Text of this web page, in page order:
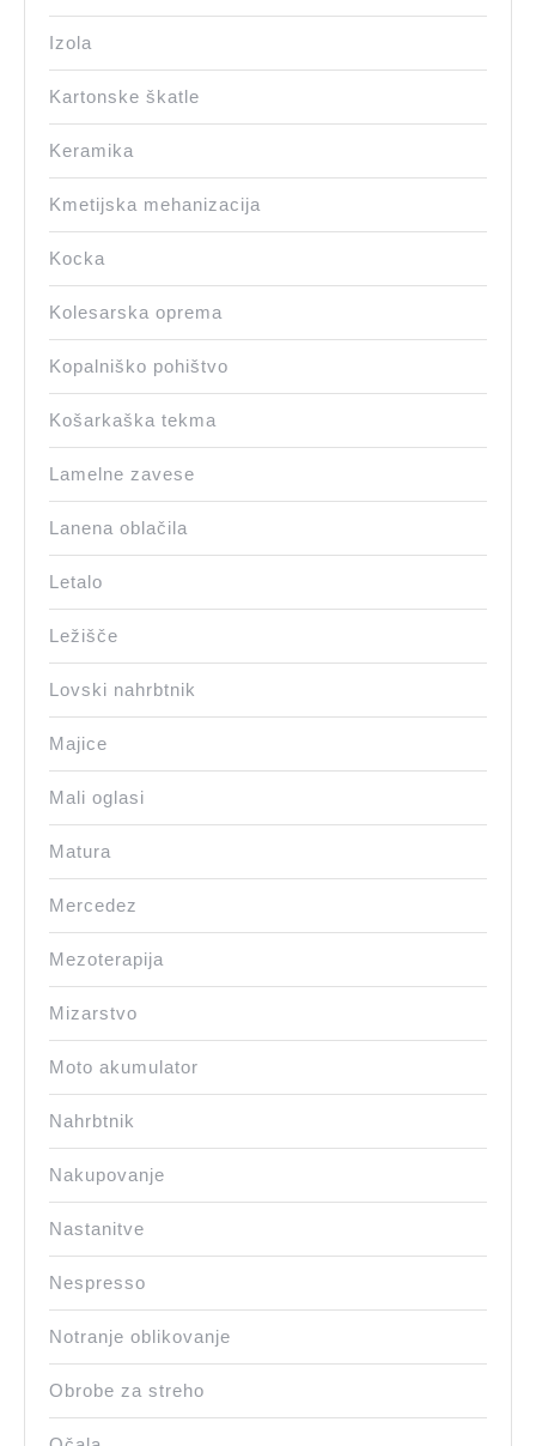
Izola
Kartonske škatle
Keramika
Kmetijska mehanizacija
Kocka
Kolesarska oprema
Kopalniško pohištvo
Košarkaška tekma
Lamelne zavese
Lanena oblačila
Letalo
Ležišče
Lovski nahrbtnik
Majice
Mali oglasi
Matura
Mercedez
Mezoterapija
Mizarstvo
Moto akumulator
Nahrbtnik
Nakupovanje
Nastanitve
Nespresso
Notranje oblikovanje
Obrobe za streho